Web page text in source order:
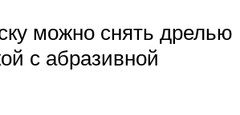
можно снять дрелью
с абразивной